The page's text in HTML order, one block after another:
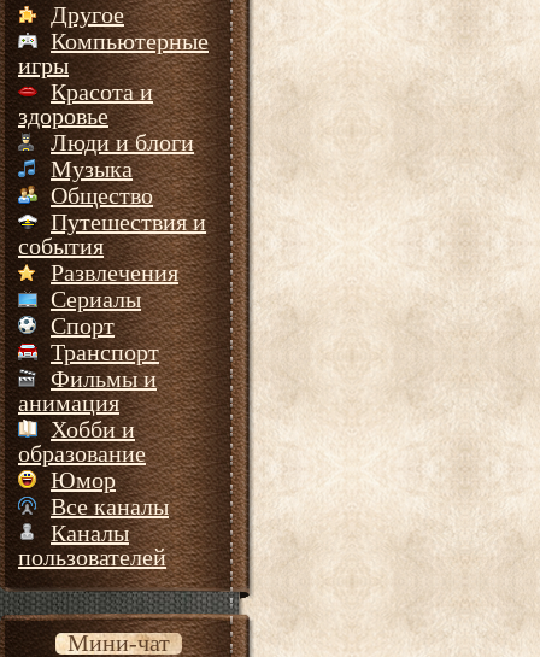
Другое
Компьютерные
игры
Красота и
здоровье
Люди и блоги
Музыка
Общество
Путешествия и
события
Развлечения
Сериалы
Спорт
Транспорт
Фильмы и
анимация
Хобби и
образование
Юмор
Все каналы
Каналы
пользователей
Мини-чат